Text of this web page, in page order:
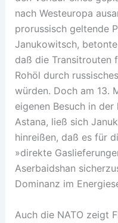
nach Westeuropa
prorussisch geltende
Janukowitsch,
daß die Transitrouten
Rohöl durch
würden. Doch am 13.
eigenen Besuch in
Astana, ließ sich
hinreißen, daß es für
»direkte
Aserbaidshan
Dominanz im
Auch die NATO zeigt